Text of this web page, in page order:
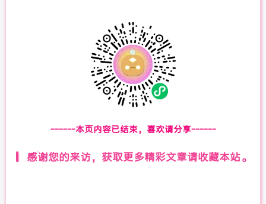
------本页内容已结束，喜欢请分享------
感谢您的来访，获取更多精彩文章请收藏本站。